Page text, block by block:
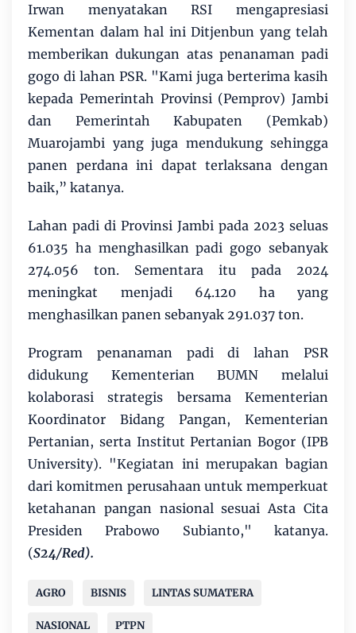
Irwan menyatakan RSI mengapresiasi
Kementan dalam hal ini Ditjenbun yang telah
memberikan dukungan atas penanaman padi
gogo di lahan PSR. "Kami juga berterima kasih
kepada Pemerintah Provinsi (Pemprov) Jambi
dan Pemerintah Kabupaten (Pemkab)
Muarojambi yang juga mendukung sehingga
panen perdana ini dapat terlaksana dengan
baik,” katanya.
Lahan padi di Provinsi Jambi pada 2023 seluas
61.035 ha menghasilkan padi gogo sebanyak
274.056 ton. Sementara itu pada 2024
meningkat menjadi 64.120 ha yang
menghasilkan panen sebanyak 291.037 ton.
Program penanaman padi di lahan PSR
didukung Kementerian BUMN melalui
kolaborasi strategis bersama Kementerian
Koordinator Bidang Pangan, Kementerian
Pertanian, serta Institut Pertanian Bogor (IPB
University). "Kegiatan ini merupakan bagian
dari komitmen perusahaan untuk memperkuat
ketahanan pangan nasional sesuai Asta Cita
Presiden Prabowo Subianto," katanya.
(S24/Red).
AGRO BISNIS LINTAS SUMATERA
NASIONAL PTPN